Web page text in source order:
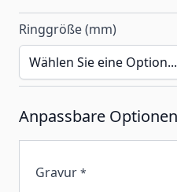
Ringgröße (mm)
Anpassbare
Gravur *